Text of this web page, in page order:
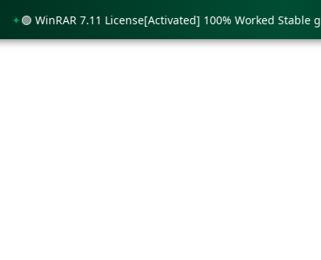
🟢 WinRAR 7.11 License[Activated] 100% Worked Stable gDrive